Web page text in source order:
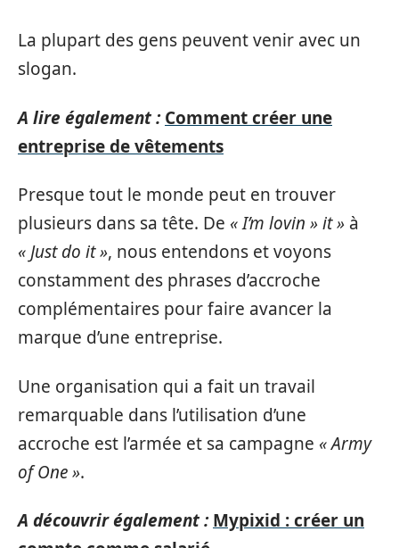
La plupart des gens peuvent venir avec un
slogan.
A lire également : Comment créer une
entreprise de vêtements
Presque tout le monde peut en trouver
plusieurs dans sa tête. De « I’m lovin » it » à
« Just do it », nous entendons et voyons
constamment des phrases d’accroche
complémentaires pour faire avancer la
marque d’une entreprise.
Une organisation qui a fait un travail
remarquable dans l’utilisation d’une
accroche est l’armée et sa campagne « Army
of One ».
A découvrir également : Mypixid : créer un